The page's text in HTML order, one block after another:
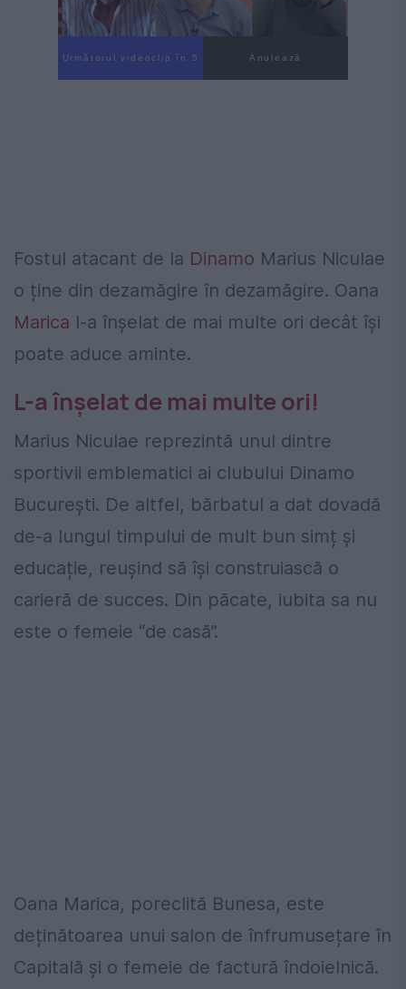
Următorul videoclip în 4 Anulează
Fostul atacant de la Dinamo Marius Niculae
o ține din dezamăgire în dezamăgire. Oana
Marica l-a înșelat de mai multe ori decât își
poate aduce aminte.
L-a înșelat de mai multe ori!
Marius Niculae reprezintă unul dintre
sportivii emblematici ai clubului Dinamo
București. De altfel, bărbatul a dat dovadă
de-a lungul timpului de mult bun simț și
educație, reușind să își construiască o
carieră de succes. Din păcate, iubita sa nu
este o femeie “de casă”.
Oana Marica, poreclită Bunesa, este
deținătoarea unui salon de înfrumusețare în
Capitală și o femeie de factură îndoielnică.